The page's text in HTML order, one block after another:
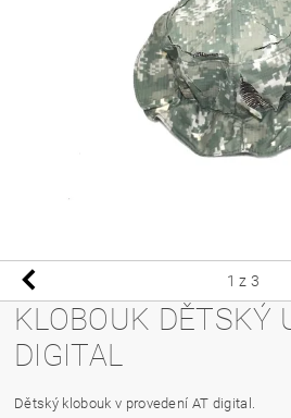
1 z 3
KLOBOUK DĚTSKÝ
DIGITAL
Dětský klobouk v provedení AT digital.